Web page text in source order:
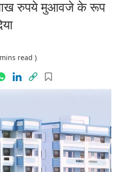
रुपये मुआवजे के रूप
read )